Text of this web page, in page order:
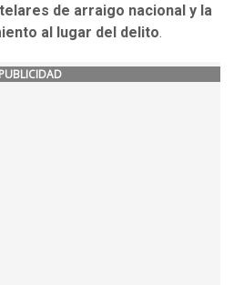
de arraigo nacional y la
al lugar del delito
PUBLICIDAD